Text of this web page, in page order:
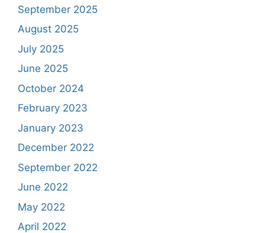
September 2025
August 2025
July 2025
June 2025
October 2024
February 2023
January 2023
December 2022
September 2022
June 2022
May 2022
April 2022